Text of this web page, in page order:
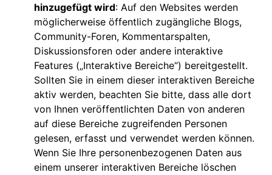
hinzugefügt wird: Auf den Websites werden
möglicherweise öffentlich zugängliche Blogs,
Community-Foren, Kommentarspalten,
Diskussionsforen oder andere interaktive
Features („Interaktive Bereiche“) bereitgestellt.
Sollten Sie in einem dieser interaktiven Bereiche
aktiv werden, beachten Sie bitte, dass alle dort
von Ihnen veröffentlichten Daten von anderen
auf diese Bereiche zugreifenden Personen
gelesen, erfasst und verwendet werden können.
Wenn Sie Ihre personenbezogenen Daten aus
einem unserer interaktiven Bereiche löschen